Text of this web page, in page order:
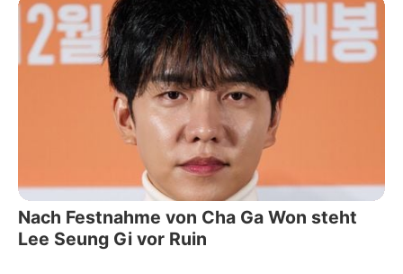
Nach Festnahme von Cha Ga Won steht
Lee Seung Gi vor Ruin